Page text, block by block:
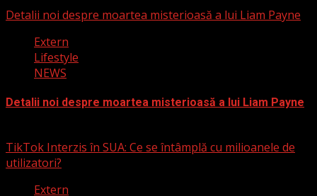
Detalii noi despre moartea misterioasă a lui Liam Payne
Extern
Lifestyle
NEWS
Detalii noi despre moartea misterioasă a lui Liam Payne
TikTok Interzis în SUA: Ce se întâmplă cu milioanele de
utilizatori?
Extern